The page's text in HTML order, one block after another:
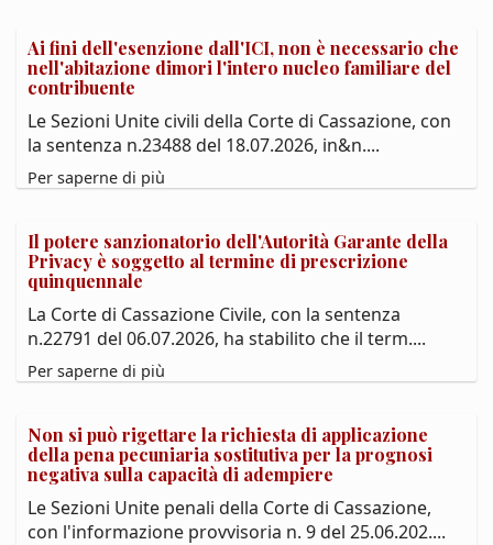
Ai fini dell'esenzione dall'ICI, non è necessario che
nell'abitazione dimori l'intero nucleo familiare del
contribuente
Le Sezioni Unite civili della Corte di Cassazione, con
la sentenza n.23488 del 18.07.2026, in&n....
Per saperne di più
Il potere sanzionatorio dell'Autorità Garante della
Privacy è soggetto al termine di prescrizione
quinquennale
La Corte di Cassazione Civile, con la sentenza
n.22791 del 06.07.2026, ha stabilito che il term....
Per saperne di più
Non si può rigettare la richiesta di applicazione
della pena pecuniaria sostitutiva per la prognosi
negativa sulla capacità di adempiere
Le Sezioni Unite penali della Corte di Cassazione,
con l'informazione provvisoria n. 9 del 25.06.202....